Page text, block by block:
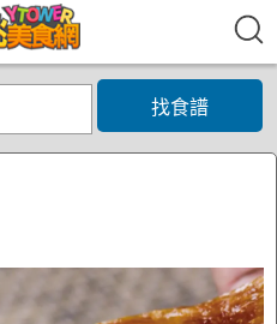
找食譜